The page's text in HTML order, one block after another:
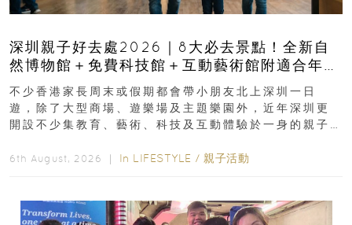
深圳親子好去處2026｜8大必去景點！全新自
然博物館＋免費科技館＋互動藝術館附適合年
齡、交通、門票、開放時間
不少香港家長周末或假期都會帶小朋友北上深圳一日
遊，除了大型商場、遊樂場及主題樂園外，近年深圳更
開設不少集教育、藝術、科技及互動體驗於一身的親子
6th August, 2026 ｜ In LIFESTYLE / 親子活動